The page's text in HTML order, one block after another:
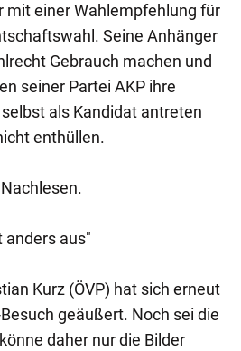
mit einer Wahlempfehlung für
Seine Anhänger
Gebrauch machen und
seiner Partei AKP ihre
als Kandidat antreten
enthüllen.
anders aus"
Kurz (ÖVP) hat sich erneut
geäußert. Noch sei die
daher nur die Bilder